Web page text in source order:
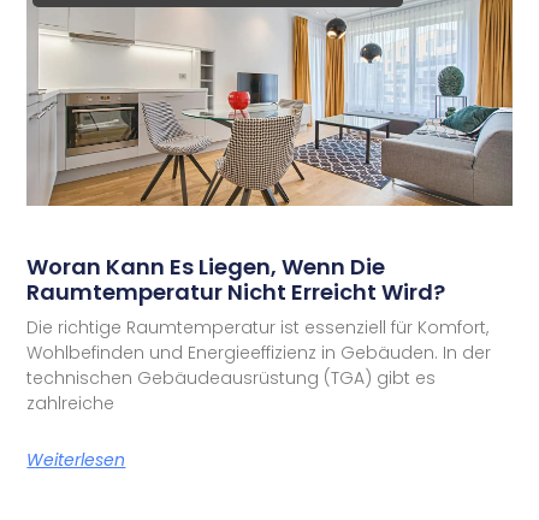
Woran Kann Es Liegen, Wenn Die
Raumtemperatur Nicht Erreicht Wird?
Die richtige Raumtemperatur ist essenziell für Komfort,
Wohlbefinden und Energieeffizienz in Gebäuden. In der
technischen Gebäudeausrüstung (TGA) gibt es
zahlreiche
Weiterlesen